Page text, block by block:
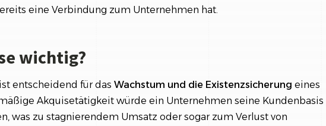
eine Verbindung zum Unternehmen hat.
wichtig?
entscheidend für das Wachstum und die Existenzsicherung eines
Akquisetätigkeit würde ein Unternehmen seine Kundenbasis
was zu stagnierendem Umsatz oder sogar zum Verlust von